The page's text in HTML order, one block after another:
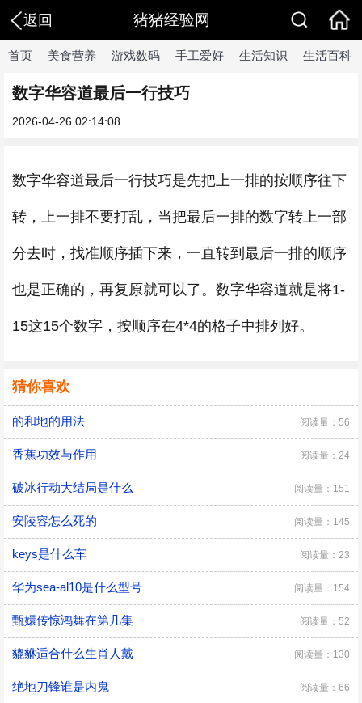
返回 猪猪经验网
首页 美食营养 游戏数码 手工爱好 生活知识 生活百科
数字华容道最后一行技巧
2026-04-26 02:14:08
数字华容道最后一行技巧是先把上一排的按顺序往下
转，上一排不要打乱，当把最后一排的数字转上一部
分去时，找准顺序插下来，一直转到最后一排的顺序
也是正确的，再复原就可以了。数字华容道就是将1-
15这15个数字，按顺序在4*4的格子中排列好。
猜你喜欢
的和地的用法 阅读量：56
香蕉功效与作用 阅读量：24
破冰行动大结局是什么 阅读量：151
安陵容怎么死的 阅读量：145
keys是什么车 阅读量：23
华为sea-al10是什么型号 阅读量：154
甄嬛传惊鸿舞在第几集 阅读量：52
貔貅适合什么生肖人戴 阅读量：130
绝地刀锋谁是内鬼 阅读量：66